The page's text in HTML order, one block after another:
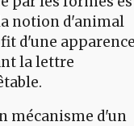
notion d'animal
d'une
la lettre
mécanisme d'un